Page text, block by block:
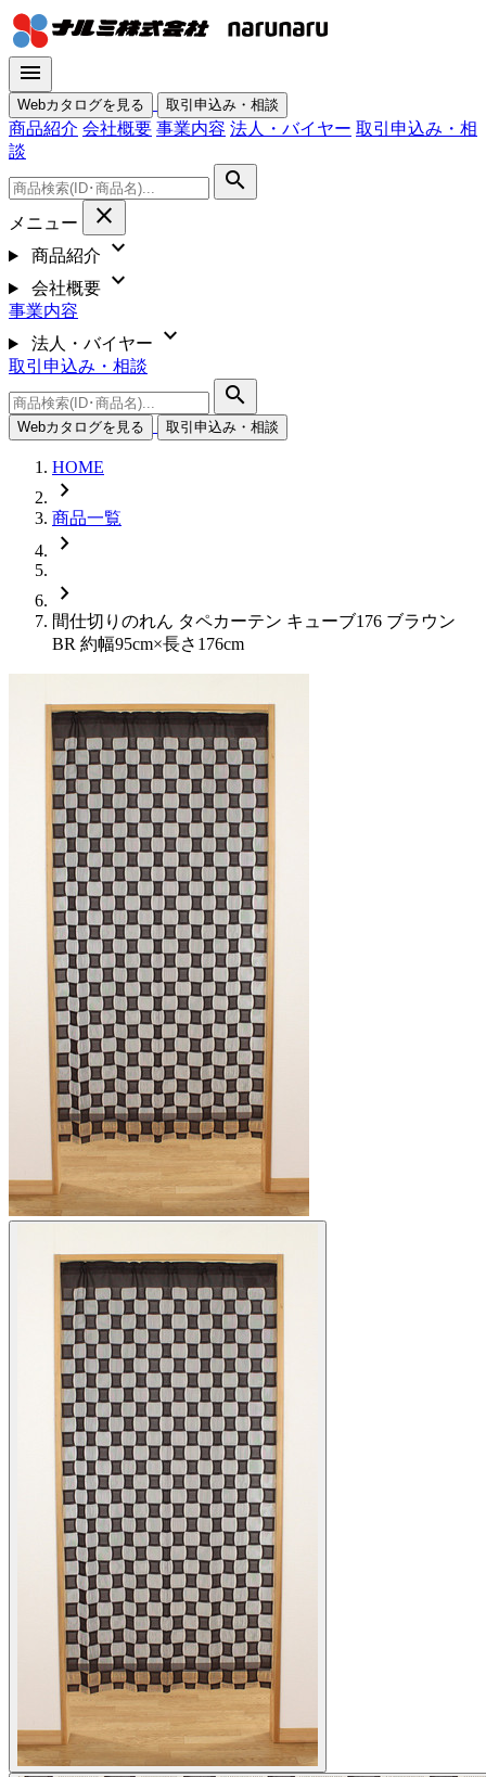
menu
Webカタログを見る 取引申込み・相談
商品紹介 会社概要 事業内容 法人・バイヤー 取引申込み・相
談
search
メニュー close
商品紹介 expand_more
会社概要 expand_more
事業内容
法人・バイヤー
expand_more
取引申込み・相談
search
Webカタログを見る 取引申込み・相談
HOME
chevron_right
商品一覧
chevron_right
chevron_right
間仕切りのれん タペカーテン キューブ176 ブラウン
BR 約幅95cm×長さ176cm